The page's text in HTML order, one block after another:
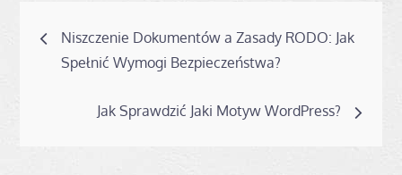
Nawigacja
wpisu
Niszczenie Dokumentów a Zasady RODO: Jak
Spełnić Wymogi Bezpieczeństwa?
Jak Sprawdzić Jaki Motyw WordPress?